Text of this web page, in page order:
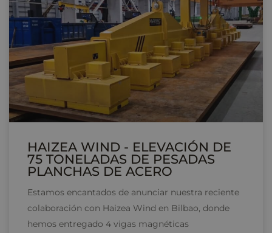
HAIZEA WIND - ELEVACIÓN DE
75 TONELADAS DE PESADAS
PLANCHAS DE ACERO
Estamos encantados de anunciar nuestra reciente
colaboración con Haizea Wind en Bilbao, donde
hemos entregado 4 vigas magnéticas